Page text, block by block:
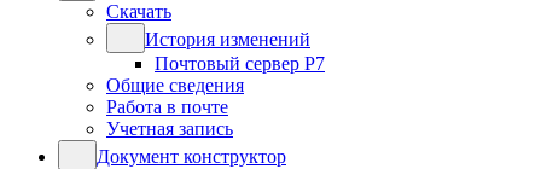
Скачать
История изменений
Почтовый сервер Р7
Общие сведения
Работа в почте
Учетная запись
Документ конструктор